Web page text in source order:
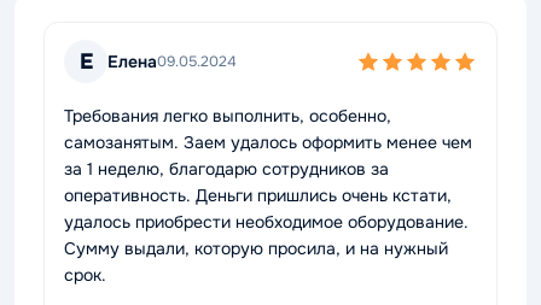
Е Елена09.05.2024
Требования легко выполнить, особенно,
самозанятым. Заем удалось оформить менее чем
за 1 неделю, благодарю сотрудников за
оперативность. Деньги пришлись очень кстати,
удалось приобрести необходимое оборудование.
Сумму выдали, которую просила, и на нужный
срок.